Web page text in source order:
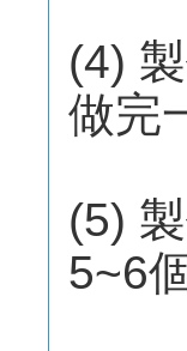
(4)
做完
(5)
5~6